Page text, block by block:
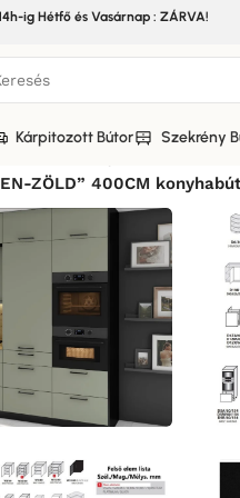
ig Hétfő és Vasárnap : ZÁRVA!
Kárpitozott Bútor Szekrény
ZÖLD” 400CM